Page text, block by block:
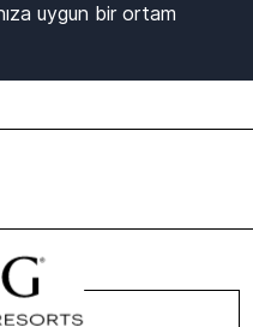
uygun bir ortam